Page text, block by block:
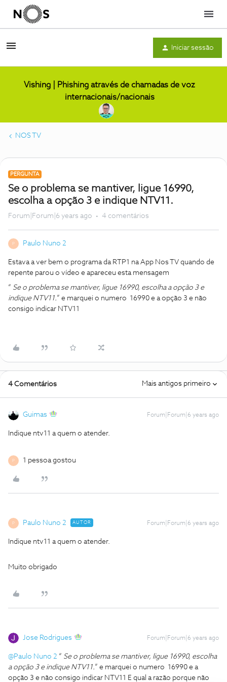
Menu
Iniciar sessão
Vishing | Phishing através de chamadas de voz
internacionais/nacionais
NOS TV
PERGUNTA
Se o problema se mantiver, ligue 16990,
escolha a opção 3 e indique NTV11.
Forum|Forum|6 years ago 4 comentários
P Paulo Nuno 2
Estava a ver bem o programa da RTP1 na App Nos TV quando de
repente parou o vídeo e apareceu esta mensagem
“ Se o problema se mantiver, ligue 16990, escolha a opção 3 e
indique NTV11.” e marquei o numero 16990 e a opção 3 e não
consigo indicar NTV11
4 Comentários Mais antigos primeiro
Guimas Forum|Forum|6 years ago
Indique ntv11 a quem o atender.
P 1 pessoa gostou
P Paulo Nuno 2 AUTOR Forum|Forum|6 years ago
Indique ntv11 a quem o atender.
Muito obrigado
Jose Rodrigues Forum|Forum|6 years ago
@Paulo Nuno 2 “ Se o problema se mantiver, ligue 16990, escolha
a opção 3 e indique NTV11.” e marquei o numero 16990 e a
opção 3 e não consigo indicar NTV11 E qual a razão porque não